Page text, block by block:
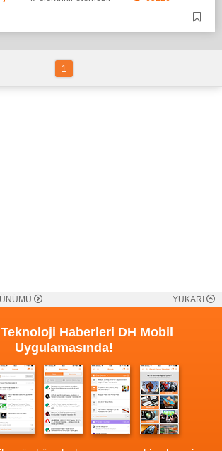
1
YUKARI
Haberleri DH Mobil
Uygulamasında!